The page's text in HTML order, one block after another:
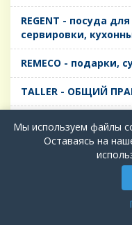
REGENT - посуда
сервировки,
REMECO - подарки,
TALLER - ОБЩИЙ
TIMA - посуда для
кухонные
БИОСТАЛЬ -
Мы используем файлы
Оставаясь на